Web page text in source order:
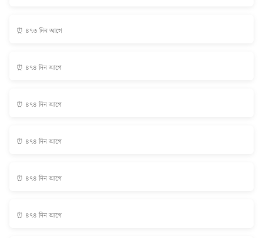
⏰ ৪৭৩ দিন আগে
⏰ ৪৭৪ দিন আগে
⏰ ৪৭৪ দিন আগে
⏰ ৪৭৪ দিন আগে
⏰ ৪৭৪ দিন আগে
⏰ ৪৭৪ দিন আগে